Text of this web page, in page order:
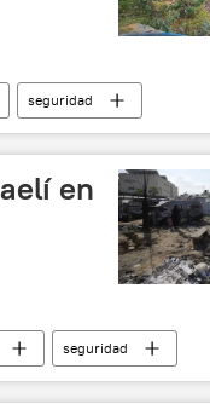
seguridad
en
seguridad